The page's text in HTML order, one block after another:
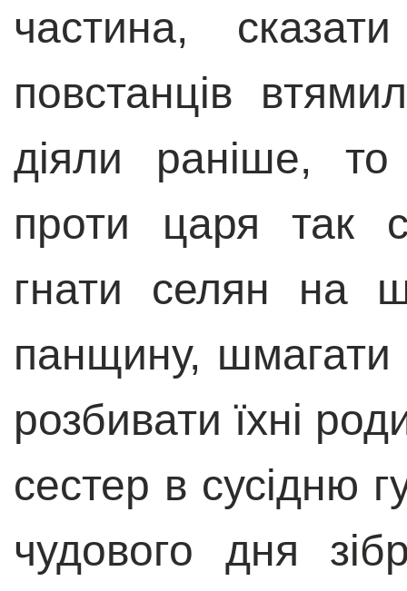
частина,
повстанців
діяли раніше, то
проти царя так
гнати селян на
панщину, шмагати
розбивати їхні
сестер в сусідню
чудового дня